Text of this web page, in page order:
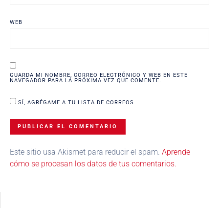
WEB
GUARDA MI NOMBRE, CORREO ELECTRÓNICO Y WEB EN ESTE
NAVEGADOR PARA LA PRÓXIMA VEZ QUE COMENTE.
SÍ, AGRÉGAME A TU LISTA DE CORREOS
Este sitio usa Akismet para reducir el spam. Aprende
cómo se procesan los datos de tus comentarios.